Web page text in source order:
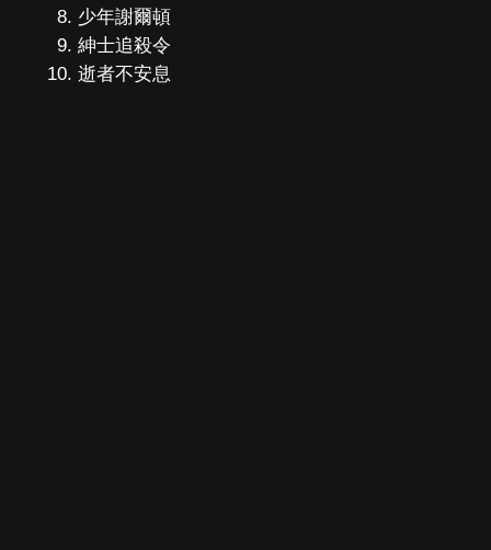
少年謝爾頓
紳士追殺令
逝者不安息